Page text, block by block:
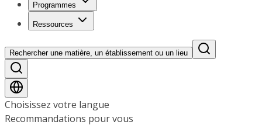
Programmes
Ressources
Rechercher une matière, un établissement ou un lieu
Choisissez votre langue
Recommandations pour vous